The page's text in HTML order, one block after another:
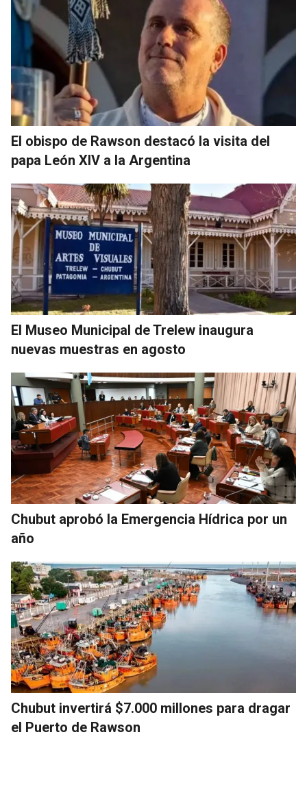
El obispo de Rawson destacó la visita del
papa León XIV a la Argentina
El Museo Municipal de Trelew inaugura
nuevas muestras en agosto
Chubut aprobó la Emergencia Hídrica por un
año
Chubut invertirá $7.000 millones para dragar
el Puerto de Rawson